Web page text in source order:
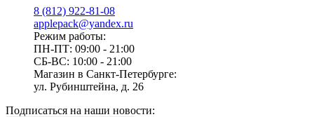
8 (812) 922-81-08
applepack@yandex.ru
Режим работы:
ПН-ПТ: 09:00 - 21:00
СБ-ВС: 10:00 - 21:00
Магазин в Санкт-Петербурге:
ул. Рубинштейна, д. 26
Подписаться на наши новости: